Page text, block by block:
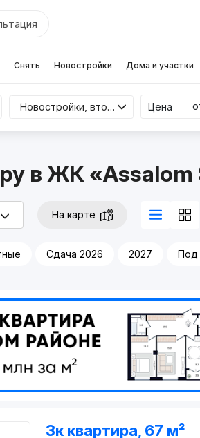
Снять Новостройки Дома и участки
Все Новостройки, вторичка Цена
в ЖК «Assalom
На карте
Сдача 2026 2027 Под
3к квартира, 67 м²